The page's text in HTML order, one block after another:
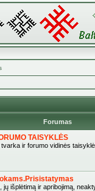
Forumas
TAISYKLĖS
ir forumo vidinės
išplėtimą ir apribojimą,